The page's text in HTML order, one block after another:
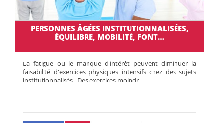
PERSONNES ÂGÉES INSTITUTIONNALISÉES,
ÉQUILIBRE, MOBILITÉ, FONT…
La fatigue ou le manque d'intérêt peuvent diminuer la
faisabilité d'exercices physiques intensifs chez des sujets
institutionnalisés. Des exercices moindr…